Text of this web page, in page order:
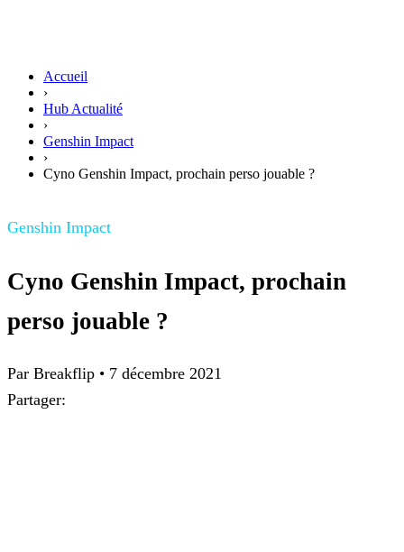
Accueil
›
Hub Actualité
›
Genshin Impact
›
Cyno Genshin Impact, prochain perso jouable ?
Genshin Impact
Cyno Genshin Impact, prochain
perso jouable ?
Par Breakflip • 7 décembre 2021
Partager: